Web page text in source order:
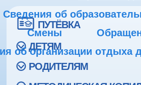
Сведения об
Смены
об организации отдыха
ПУТЁВКА
ДЕТЯМ
РОДИТЕЛЯМ